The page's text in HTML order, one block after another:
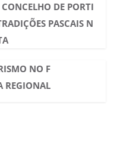
DE PORTI
PASCAIS N
NO F
REGIONAL